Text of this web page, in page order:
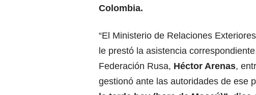
Colombia.
“El Ministerio de Relaciones
le prestó la asistencia
Federación Rusa, Héctor Arenas,
gestionó ante las autoridades de ese